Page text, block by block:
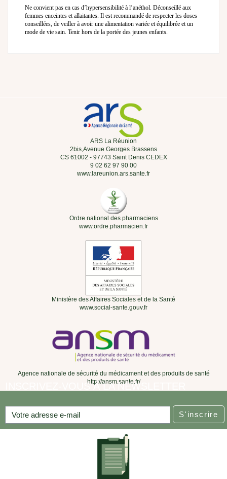
Ne convient pas en cas d’hypersensibilité à l’anéthol. Déconseillé aux
femmes enceintes et allaitantes. Il est recommandé de respecter les doses
conseillées, de veiller à avoir une alimentation variée et équilibrée et un
mode de vie sain. Tenir hors de la portée des jeunes enfants.
ARS La Réunion
2bis,Avenue Georges Brassens
CS 61002 - 97743 Saint Denis CEDEX
9 02 62 97 90 00
www.lareunion.ars.sante.fr
Ordre national des pharmaciens
www.ordre.pharmacien.fr
Ministère des Affaires Sociales et de la Santé
www.social-sante.gouv.fr
Agence nationale de sécurité du médicament et des produits de santé
http://ansm.sante.fr/
INSCRIVEZ-VOUS À LA NEWSLETTER
S'inscrire